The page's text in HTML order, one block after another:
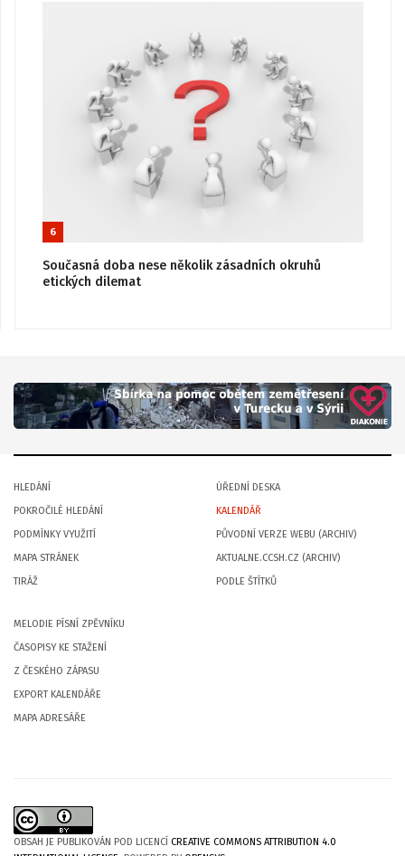
6
Současná doba nese několik zásadních okruhů
etických dilemat
HLEDÁNÍ
POKROČILÉ HLEDÁNÍ
PODMÍNKY VYUŽITÍ
MAPA STRÁNEK
TIRÁŽ
ÚŘEDNÍ DESKA
KALENDÁŘ
PŮVODNÍ VERZE WEBU (ARCHIV)
AKTUALNE.CCSH.CZ (ARCHIV)
PODLE ŠTÍTKŮ
MELODIE PÍSNÍ ZPĚVNÍKU
ČASOPISY KE STAŽENÍ
Z ČESKÉHO ZÁPASU
EXPORT KALENDÁŘE
MAPA ADRESÁŘE
OBSAH JE PUBLIKOVÁN POD LICENCÍ CREATIVE COMMONS ATTRIBUTION 4.0